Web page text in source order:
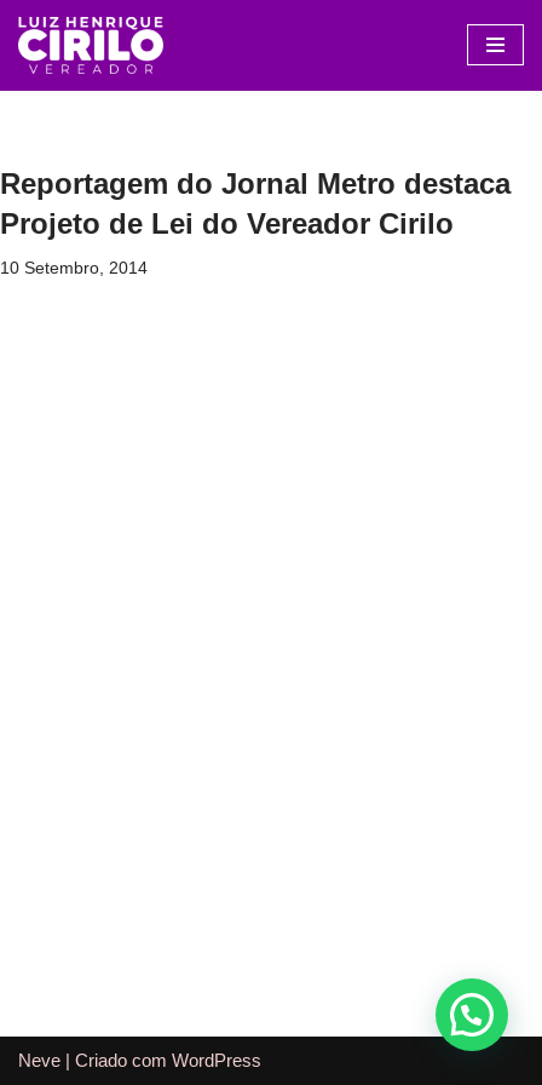
Avançar
para
Reportagem do Jornal Metro destaca
Projeto de Lei do Vereador Cirilo
10 Setembro, 2014
Neve | Criado com WordPress